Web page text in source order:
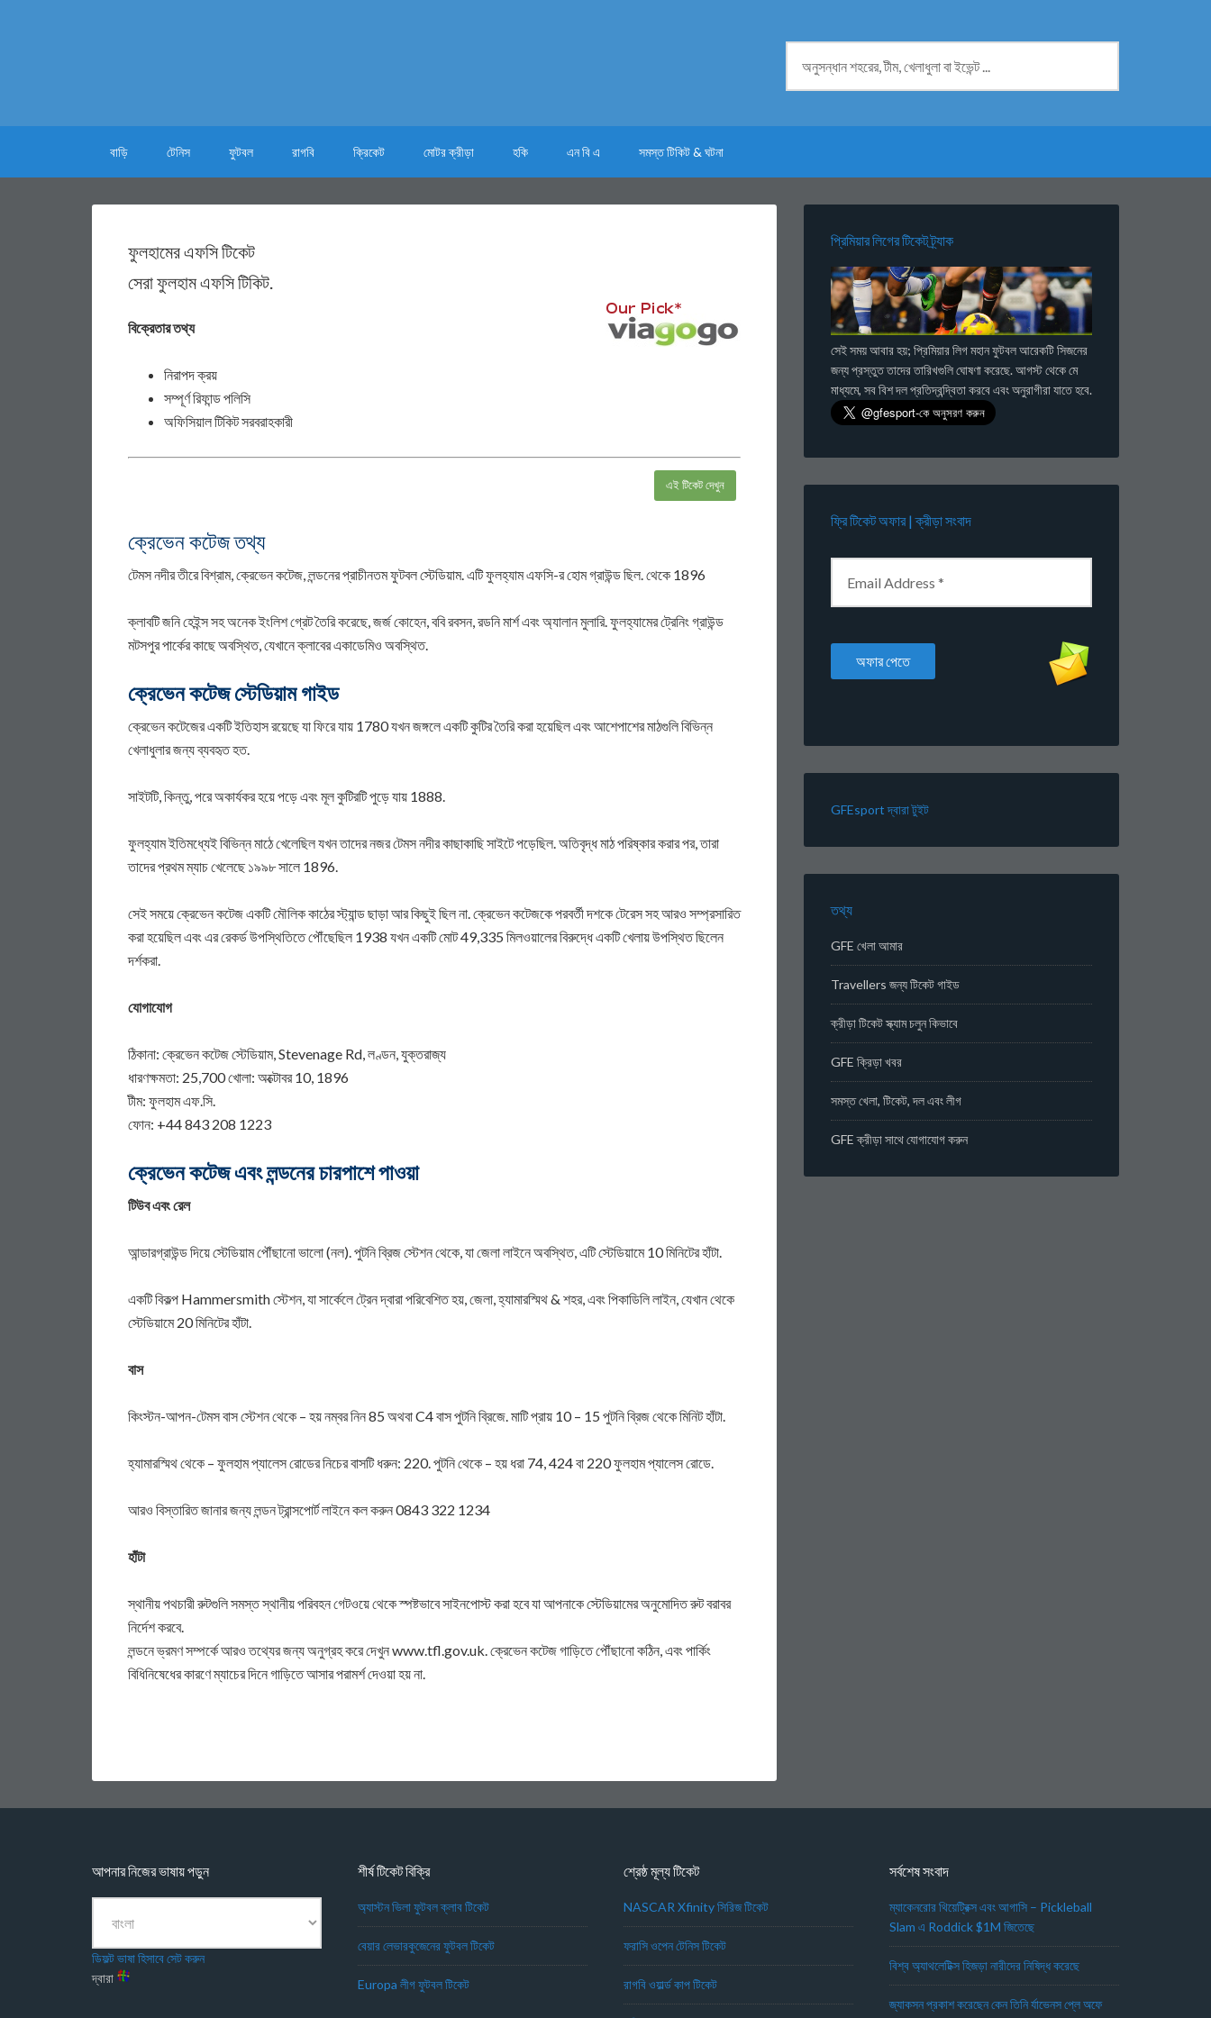
বাড়ি টেনিস ফুটবল রাগবি ক্রিকেট মোটর ক্রীড়া হকি এন বি এ সমস্ত টিকিট & ঘটনা
ফুলহামের এফসি টিকেট
সেরা ফুলহাম এফসি টিকিট.
বিক্রেতার তথ্য
নিরাপদ ক্রয়
সম্পূর্ণ রিফান্ড পলিসি
অফিসিয়াল টিকিট সরবরাহকারী
এই টিকেট দেখুন
ক্রেভেন কটেজ তথ্য
টেমস নদীর তীরে বিশ্রাম, ক্রেভেন কটেজ, লন্ডনের প্রাচীনতম ফুটবল স্টেডিয়াম. এটি ফুলহ্যাম এফসি-র হোম গ্রাউন্ড ছিল. থেকে 1896
ক্লাবটি জনি হেইন্স সহ অনেক ইংলিশ গ্রেট তৈরি করেছে, জর্জ কোহেন, ববি রবসন, রডনি মার্শ এবং অ্যালান মুলারি. ফুলহ্যামের ট্রেনিং গ্রাউন্ড
মটসপুর পার্কের কাছে অবস্থিত, যেখানে ক্লাবের একাডেমিও অবস্থিত.
ক্রেভেন কটেজ স্টেডিয়াম গাইড
ক্রেভেন কটেজের একটি ইতিহাস রয়েছে যা ফিরে যায় 1780 যখন জঙ্গলে একটি কুটির তৈরি করা হয়েছিল এবং আশেপাশের মাঠগুলি বিভিন্ন
খেলাধুলার জন্য ব্যবহৃত হত.
সাইটটি, কিন্তু, পরে অকার্যকর হয়ে পড়ে এবং মূল কুটিরটি পুড়ে যায় 1888.
ফুলহ্যাম ইতিমধ্যেই বিভিন্ন মাঠে খেলেছিল যখন তাদের নজর টেমস নদীর কাছাকাছি সাইটে পড়েছিল. অতিবৃদ্ধ মাঠ পরিষ্কার করার পর, তারা
তাদের প্রথম ম্যাচ খেলেছে ১৯৯৮ সালে 1896.
সেই সময়ে ক্রেভেন কটেজ একটি মৌলিক কাঠের স্ট্যান্ড ছাড়া আর কিছুই ছিল না. ক্রেভেন কটেজকে পরবর্তী দশকে টেরেস সহ আরও সম্প্রসারিত
করা হয়েছিল এবং এর রেকর্ড উপস্থিতিতে পৌঁছেছিল 1938 যখন একটি মোট 49,335 মিলওয়ালের বিরুদ্ধে একটি খেলায় উপস্থিত ছিলেন
দর্শকরা.
যোগাযোগ
ঠিকানা: ক্রেভেন কটেজ স্টেডিয়াম, Stevenage Rd, লণ্ডন, যুক্তরাজ্য
ধারণক্ষমতা: 25,700 খোলা: অক্টোবর 10, 1896
টীম: ফুলহাম এফ.সি.
ফোন: +44 843 208 1223
ক্রেভেন কটেজ এবং লন্ডনের চারপাশে পাওয়া
টিউব এবং রেল
আন্ডারগ্রাউন্ড দিয়ে স্টেডিয়াম পৌঁছানো ভালো (নল). পুটনি ব্রিজ স্টেশন থেকে, যা জেলা লাইনে অবস্থিত, এটি স্টেডিয়ামে 10 মিনিটের হাঁটা.
একটি বিকল্প Hammersmith স্টেশন, যা সার্কেলে ট্রেন দ্বারা পরিবেশিত হয়, জেলা, হ্যামারস্মিথ & শহর, এবং পিকাডিলি লাইন, যেখান থেকে
স্টেডিয়ামে 20 মিনিটের হাঁটা.
বাস
কিংস্টন-আপন-টেমস বাস স্টেশন থেকে – হয় নম্বর নিন 85 অথবা C4 বাস পুটনি ব্রিজে. মাটি প্রায় 10 – 15 পুটনি ব্রিজ থেকে মিনিট হাঁটা.
হ্যামারস্মিথ থেকে – ফুলহাম প্যালেস রোডের নিচের বাসটি ধরুন: 220. পুটনি থেকে – হয় ধরা 74, 424 বা 220 ফুলহাম প্যালেস রোডে.
আরও বিস্তারিত জানার জন্য লন্ডন ট্রান্সপোর্ট লাইনে কল করুন 0843 322 1234
হাঁটা
স্থানীয় পথচারী রুটগুলি সমস্ত স্থানীয় পরিবহন গেটওয়ে থেকে স্পষ্টভাবে সাইনপোস্ট করা হবে যা আপনাকে স্টেডিয়ামের অনুমোদিত রুট বরাবর
নির্দেশ করবে.
লন্ডনে ভ্রমণ সম্পর্কে আরও তথ্যের জন্য অনুগ্রহ করে দেখুন www.tfl.gov.uk. ক্রেভেন কটেজ গাড়িতে পৌঁছানো কঠিন, এবং পার্কিং
বিধিনিষেধের কারণে ম্যাচের দিনে গাড়িতে আসার পরামর্শ দেওয়া হয় না.
প্রিমিয়ার লিগের টিকেট ট্র্যাক
সেই সময় আবার হয়; প্রিমিয়ার লিগ মহান ফুটবল আরেকটি সিজনের
জন্য প্রস্তুত তাদের তারিখগুলি ঘোষণা করেছে. আগস্ট থেকে মে
মাধ্যমে, সব বিশ দল প্রতিদ্বন্দ্বিতা করবে এবং অনুরাগীরা যাতে হবে.
ফ্রি টিকেট অফার | ক্রীড়া সংবাদ
GFEsport দ্বারা টুইট
তথ্য
GFE খেলা আমার
Travellers জন্য টিকেট গাইড
ক্রীড়া টিকেট স্ক্যাম চলুন কিভাবে
GFE ক্রিড়া খবর
সমস্ত খেলা, টিকেট, দল এবং লীগ
GFE ক্রীড়া সাথে যোগাযোগ করুন
আপনার নিজের ভাষায় পড়ুন
ডিফল্ট ভাষা হিসাবে সেট করুন
দ্বারা
শীর্ষ টিকেট বিক্রি
অ্যাস্টন ভিলা ফুটবল ক্লাব টিকেট
বেয়ার লেভারকুজেনের ফুটবল টিকেট
Europa লীগ ফুটবল টিকেট
শ্রেষ্ঠ মূল্য টিকেট
NASCAR Xfinity সিরিজ টিকেট
ফরাসি ওপেন টেনিস টিকেট
রাগবি ওয়ার্ল্ড কাপ টিকেট
সর্বশেষ সংবাদ
ম্যাকেনরোর থিয়েট্রিক্স এবং আগাসি – Pickleball
Slam এ Roddick $1M জিতেছে
বিশ্ব অ্যাথলেটিক্স হিজড়া নারীদের নিষিদ্ধ করেছে
জ্যাকসন প্রকাশ করেছেন কেন তিনি র্যাভেনস প্লে অফে